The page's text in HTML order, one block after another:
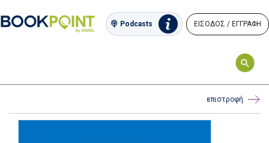
Podcasts ΕΙΣΟΔΟΣ / ΕΓΓΡΑΦΗ
επιστροφή